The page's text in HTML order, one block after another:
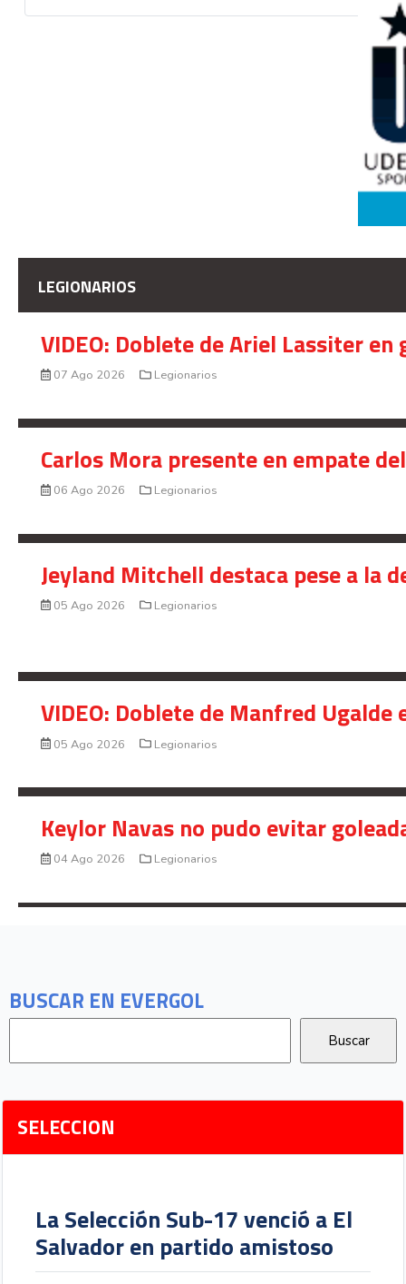
BUSCAR EN EVERGOL
SELECCION
La Selección Sub-17 venció a El
Salvador en partido amistoso
LEGIONARIOS
VIDEO: Doblete de Ariel Lassiter
07 Ago 2026 Legionarios
Carlos Mora presente en empate
06 Ago 2026 Legionarios
Jeyland Mitchell destaca pese a la
05 Ago 2026 Legionarios
VIDEO: Doblete de Manfred
05 Ago 2026 Legionarios
Keylor Navas no pudo evitar
04 Ago 2026 Legionarios